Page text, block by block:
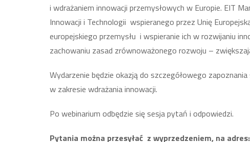
i wdrażaniem innowacji przemysłowych w Europie. EIT
Innowacji i Technologii wspieranego przez Unię
europejskiego przemysłu i wspieranie ich w rozwijaniu
zachowaniu zasad zrównoważonego rozwoju –
Wydarzenie będzie okazją do szczegółowego
w zakresie wdrażania innowacji.
Po webinarium odbędzie się sesja pytań i odpowiedzi.
Pytania można przesyłać z wyprzedzeniem, na adres: